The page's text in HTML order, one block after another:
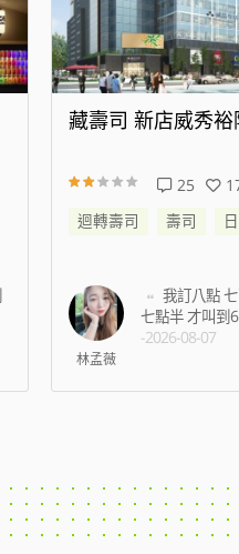
藏壽司 八德興豐路
15
迴轉壽司
壽司
姿穎
115.2/18日
我帶小朋 看更多
-2026-02-19